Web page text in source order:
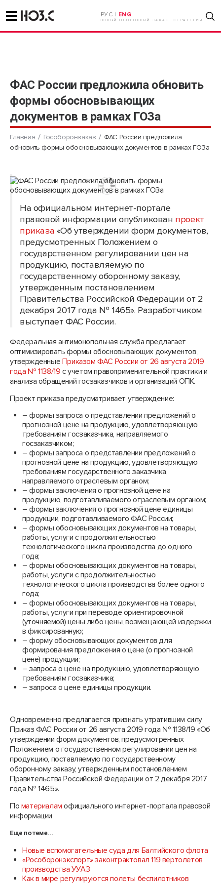
РУС | ENG
НОВЫЙ ОБОРОННЫЙ ЗАКАЗ. СТРАТЕГИИ
ФАС России предложила обновить
формы обосновывающих
документов в рамках ГОЗа
Главная Гособоронзаказ
ФАС России предложила
обновить формы обосновывающих документов в рамках ГОЗа
На официальном интернет-портале
правовой информации опубликован проект
приказа «Об утверждении форм документов,
предусмотренных Положением о
государственном регулировании цен ‎на
продукцию, поставляемую по
государственному оборонному заказу,
утвержденным постановлением
Правительства Российской Федерации ‎от 2
декабря 2017 года № 1465». Разработчиком
выступает ФАС России.
Федеральная антимонопольная служба предлагает
оптимизировать формы обосновывающих документов,
утвержденные Приказом ФАС России от 26 августа 2019
года № 1138/19 с учетом правоприменительной практики и
анализа обращений госзаказчиков и организаций ОПК.
Проект приказа предусматривает утверждение:
– формы запроса о представлении предложений о
прогнозной цене на продукцию, удовлетворяющую
требованиям госзаказчика, направляемого
госзаказчиком;
– формы запроса о представлении предложений о
прогнозной цене на продукцию, удовлетворяющую
требованиям государственного заказчика,
направляемого отраслевым органом;
– формы заключения о прогнозной цене на
продукцию, подготавливаемого отраслевым органом;
– формы заключения о прогнозной цене единицы
продукции, подготавливаемого ФАС России;
– формы обосновывающих документов на товары,
работы, услуги с продолжительностью
технологического цикла производства до одного
года;
– формы обосновывающих документов на товары,
работы, услуги с продолжительностью
технологического цикла производства более одного
года;
– формы обосновывающих документов на товары,
работы, услуги при переводе ориентировочной
(уточняемой) цены либо цены, возмещающей издержки
в фиксированную;
– форму обосновывающих документов для
формирования предложения о цене (о прогнозной
цене) продукции;
– запроса о цене на продукцию, удовлетворяющую
требованиям госзаказчика;
– запроса о цене единицы продукции.
Одновременно предлагается признать утратившим силу
Приказ ФАС России от 26 августа 2019 года № 1138/19 «Об
утверждении форм документов, предусмотренных
Положением о государственном регулировании цен на
продукцию, поставляемую по государственному
оборонному заказу, утвержденным постановлением
Правительства Российской Федерации от 2 декабря 2017
года № 1465».
По материалам официального интернет-портала правовой
информации
Еще по теме...
Новые вспомогательные суда для Балтийского флота
«Рособоронэкспорт» законтрактовал 119 вертолетов
производства УУАЗ
Как в мире регулируются полеты беспилотников